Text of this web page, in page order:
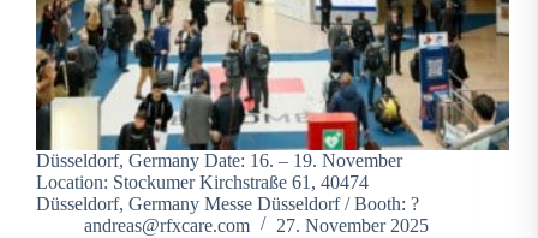
Düsseldorf, Germany Date: 16. – 19. November
Location: Stockumer Kirchstraße 61, 40474
Düsseldorf, Germany Messe Düsseldorf / Booth: ?
andreas@rfxcare.com
27. November 2025